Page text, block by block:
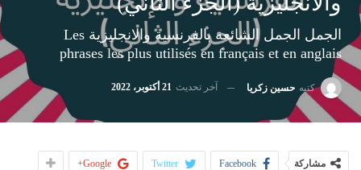
الجمل الجمل الشائعة بالفرنسية والانجليزية Les
phrases les plus utilisés en français et en anglais
كتبه حسين زكريا آخر تحديث 21 أكتوبر، 2022
مشاركة Facebook
Twitter
Google+